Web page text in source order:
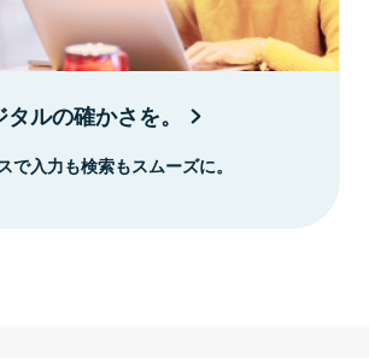
ルの確かさを。
で入力も検索もスムーズに。